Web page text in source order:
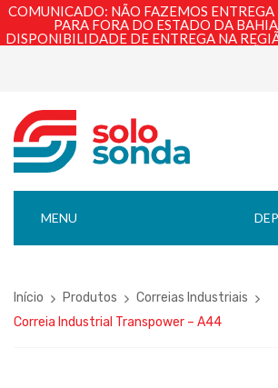
COMUNICADO: NÃO FAZEMOS
PARA FORA DO ESTADO DA
DISPONIBILIDADE DE ENTREGA NA
MENU
Início Produtos
Correias Industriais
Correia Industrial Transpower – A44